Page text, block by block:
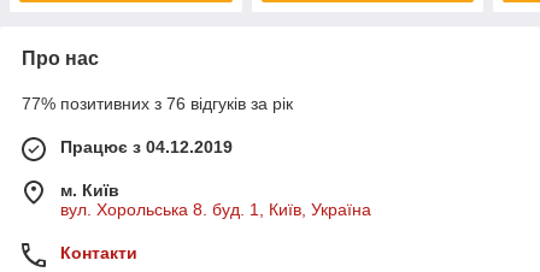
Про нас
77% позитивних з 76 відгуків за рік
Працює з 04.12.2019
м. Київ
вул. Хорольська 8. буд. 1, Київ, Україна
Контакти